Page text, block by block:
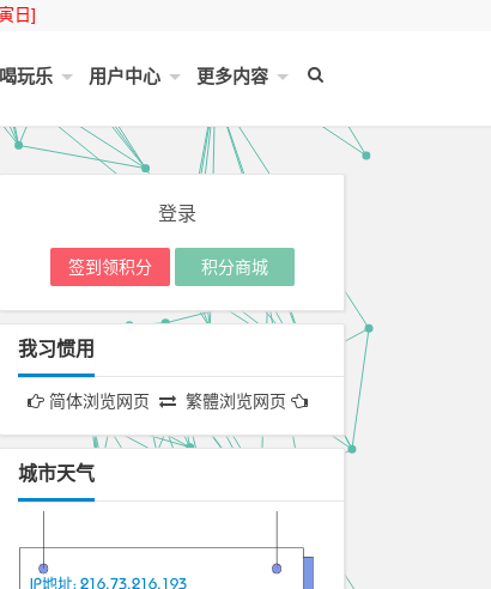
日]
玩乐 用户中心 更多内容
登录
签到领积分 积分商城
我习惯用
简体浏览网页 繁體浏览网页
城市天气